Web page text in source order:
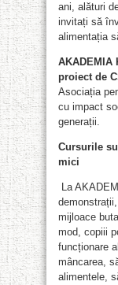
ani, alături
invitați să
alimentația
AKADEMIA
proiect de
Asociația
cu impact
generații.
Cursurile
mici
La
mijloace
mod, copiii
funcționare
mâncarea,
alimentele,